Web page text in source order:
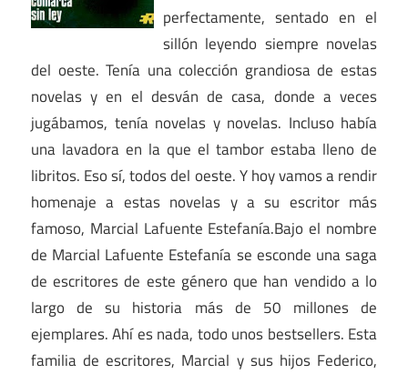
perfectamente, sentado en el
sillón leyendo siempre novelas
del oeste. Tenía una colección grandiosa de estas
novelas y en el desván de casa, donde a veces
jugábamos, tenía novelas y novelas. Incluso había
una lavadora en la que el tambor estaba lleno de
libritos. Eso sí, todos del oeste. Y hoy vamos a rendir
homenaje a estas novelas y a su escritor más
famoso, Marcial Lafuente Estefanía.Bajo el nombre
de Marcial Lafuente Estefanía se esconde una saga
de escritores de este género que han vendido a lo
largo de su historia más de 50 millones de
ejemplares. Ahí es nada, todo unos bestsellers. Esta
familia de escritores, Marcial y sus hijos Federico,